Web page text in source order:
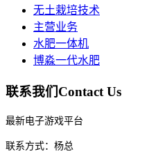
无土栽培技术
主营业务
水肥一体机
博淼一代水肥
联系我们Contact Us
最新电子游戏平台
联系方式：杨总